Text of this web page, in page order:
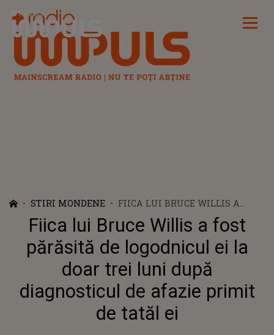
Radio Impuls
STIRI MONDENE
FIICA LUI BRUCE WILLIS A
FOST PĂRĂSITĂ DE
LOGODNICUL EI LA DOAR TREI
LUNI DUPĂ DIAGNOSTICUL DE
AFAZIE PRIMIT DE TATĂL EI
Fiica lui Bruce Willis a fost
părăsită de logodnicul ei la
doar trei luni după
diagnosticul de afazie primit
de tatăl ei